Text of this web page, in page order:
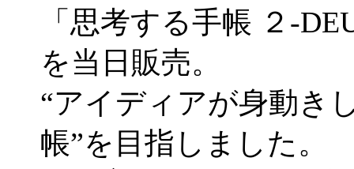
「思考する手帳 ２-
を当日販売。
“アイディアが身動き
帳”を目指しました。